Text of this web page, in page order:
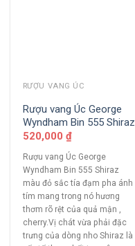
RƯỢU VANG ÚC
Rượu vang Úc George
Wyndham Bin 555 Shiraz
520,000 ₫
Rượu vang Úc George
Wyndham Bin 555 Shiraz
màu đỏ sắc tía đạm pha ánh
tím mang trong nó hương
thơm rõ rệt của quả mận ,
cherry.Vị chát vừa phải đặc
trưng của dòng nho Shiraz là